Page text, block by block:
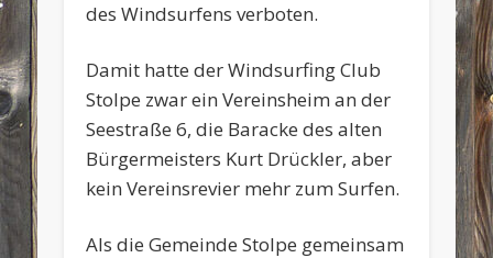
des Windsurfens verboten.
Damit hatte der Windsurfing Club
Stolpe zwar ein Vereinsheim an der
Seestraße 6, die Baracke des alten
Bürgermeisters Kurt Drückler, aber
kein Vereinsrevier mehr zum Surfen.
Als die Gemeinde Stolpe gemeinsam